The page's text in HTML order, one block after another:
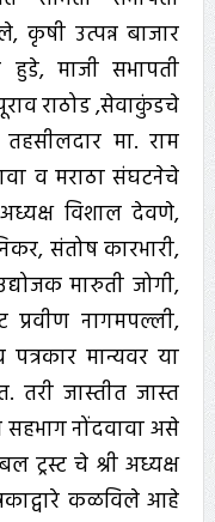
कृषी उत्पन्न बाजार
हुडे, माजी सभापती
राठोड ,सेवाकुंडचे
मा. राम
व मराठा संघटनेचे
अध्यक्ष विशाल देवणे,
संतोष कारभारी,
मारुती जोगी,
प्रवीण नागमपल्ली,
पत्रकार मान्यवर या
तरी जास्तीत जास्त
नोंदवावा असे
ट्रस्ट चे श्री अध्यक्ष
कळविले आहे